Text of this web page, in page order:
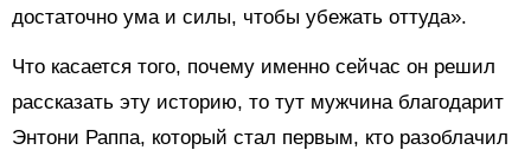
достаточно ума и силы, чтобы убежать оттуда».
Что касается того, почему именно сейчас он решил
рассказать эту историю, то тут мужчина благодарит
Энтони Раппа, который стал первым, кто разоблачил